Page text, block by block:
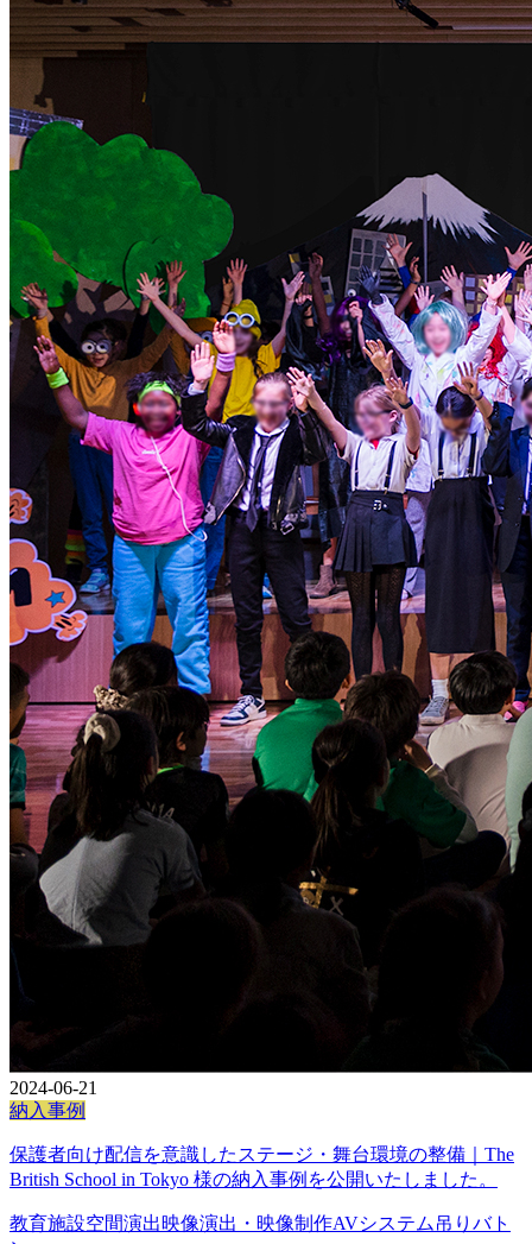
2024-06-21
納入事例
保護者向け配信を意識したステージ・舞台環境の整備｜The
British School in Tokyo 様の納入事例を公開いたしました。
教育施設空間演出映像演出・映像制作AVシステム 吊りバト